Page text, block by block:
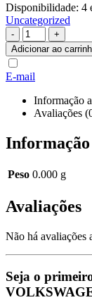
Disponibilidade: 4
Uncategorized
-
+
Adicionar ao
E-mail
Informação
Avaliações
Peso 0.000 g
Avaliações
Não há avaliações
Seja o